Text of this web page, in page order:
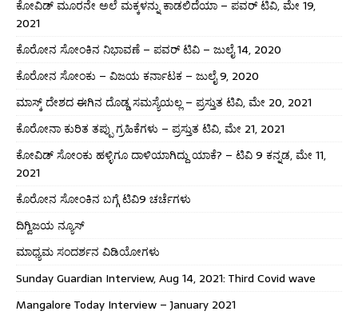
ಕೋವಿಡ್ ಮೂರನೇ ಅಲೆ ಮಕ್ಕಳನ್ನು ಕಾಡಲಿದೆಯಾ – ಪವರ್ ಟಿವಿ, ಮೇ 19,
2021
ಕೊರೋನ ಸೋಂಕಿನ ನಿಭಾವಣೆ – ಪವರ್ ಟಿವಿ – ಜುಲೈ 14, 2020
ಕೊರೋನ ಸೋಂಕು – ವಿಜಯ ಕರ್ನಾಟಕ – ಜುಲೈ 9, 2020
ಮಾಸ್ಕ್ ದೇಶದ ಈಗಿನ ದೊಡ್ಡ ಸಮಸ್ಯೆಯಲ್ಲ – ಪ್ರಸ್ತುತ ಟಿವಿ, ಮೇ 20, 2021
ಕೊರೋನಾ ಕುರಿತ ತಪ್ಪು ಗ್ರಹಿಕೆಗಳು – ಪ್ರಸ್ತುತ ಟಿವಿ, ಮೇ 21, 2021
ಕೋವಿಡ್ ಸೋಂಕು ಹಳ್ಳಿಗೂ ದಾಳಿಯಾಗಿದ್ದು ಯಾಕೆ? – ಟಿವಿ 9 ಕನ್ನಡ, ಮೇ 11,
2021
ಕೊರೋನ ಸೋಂಕಿನ ಬಗ್ಗೆ ಟಿವಿ9 ಚರ್ಚೆಗಳು
ದಿಗ್ವಿಜಯ ನ್ಯೂಸ್
ಮಾಧ್ಯಮ ಸಂದರ್ಶನ ವಿಡಿಯೋಗಳು
Sunday Guardian Interview, Aug 14, 2021: Third Covid wave
Mangalore Today Interview – January 2021